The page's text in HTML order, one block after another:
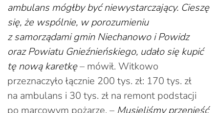
ambulans mógłby być niewystarczający. Cieszę
się, że wspólnie, w porozumieniu
z samorządami gmin Niechanowo i Powidz
oraz Powiatu Gnieźnieńskiego, udało się kupić
tę nową karetkę– mówił. Witkowo
przeznaczyło łącznie 200 tys. zł: 170 tys. zł
na ambulans i 30 tys. zł na remont podstacji
po marcowym pożarze. – Musieliśmy przenieść